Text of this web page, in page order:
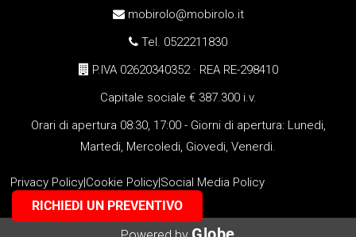
RICHIEDI UN PREVENTIVO
mobirolo@mobirolo.it
Tel. 0522211830
P.IVA 02620340352 · REA RE-298410
Capitale sociale € 387.300 i.v.
Orari di apertura 08:30, 17:00 - Giorni di apertura: Lunedi,
Martedi, Mercoledi, Giovedi, Venerdi.
Privacy Policy Cookie Policy Social Media Policy